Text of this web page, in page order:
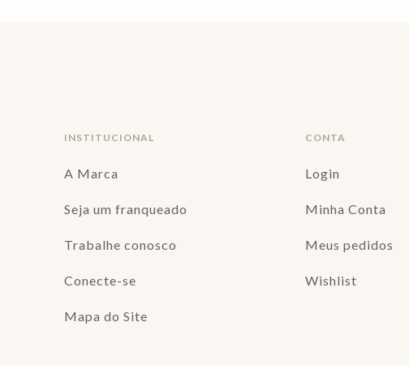
INSTITUCIONAL
A Marca
Seja um franqueado
Trabalhe conosco
Conecte-se
Mapa do Site
CONTA
Login
Minha Conta
Meus pedidos
Wishlist